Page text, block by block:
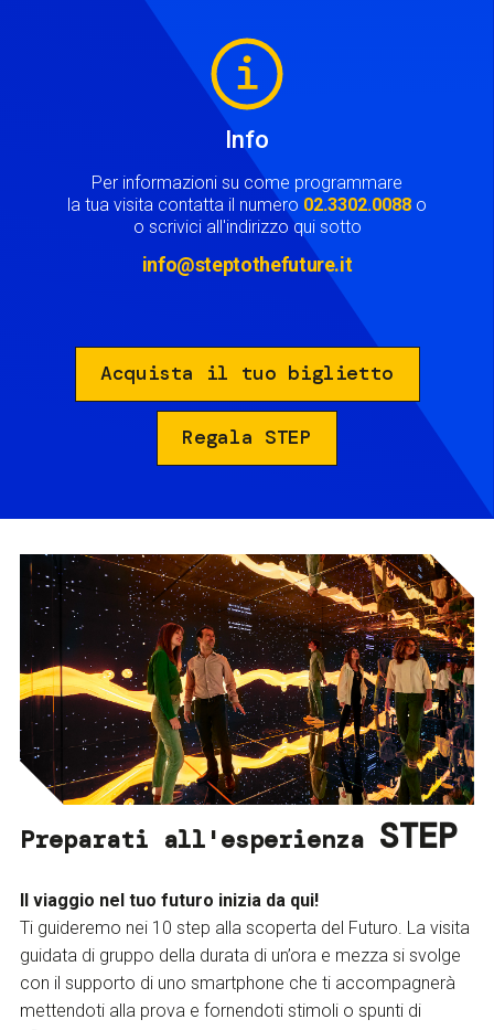
Info
Per informazioni su come programmare
la tua visita contatta il numero 02.3302.0088 o
o scrivici all'indirizzo qui sotto
info@steptothefuture.it
Acquista il tuo biglietto
Regala STEP
Preparati all'esperienza STEP
Il viaggio nel tuo futuro inizia da qui!
Ti guideremo nei 10 step alla scoperta del Futuro. La visita
guidata di gruppo della durata di un’ora e mezza si svolge
con il supporto di uno smartphone che ti accompagnerà
mettendoti alla prova e fornendoti stimoli o spunti di